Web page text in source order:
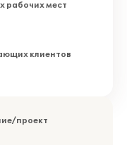
рабочих мест
клиентов
проект